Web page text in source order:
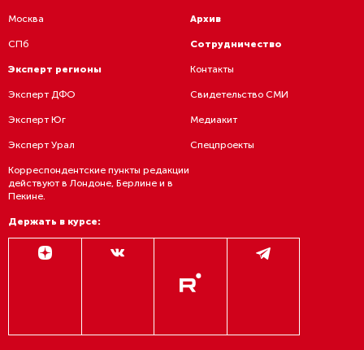
Москва
СПб
Эксперт регионы
Эксперт ДФО
Эксперт Юг
Эксперт Урал
Корреспондентские пункты редакции
действуют в Лондоне, Берлине и в
Пекине.
Архив
Сотрудничество
Контакты
Свидетельство СМИ
Медиакит
Спецпроекты
Держать в курсе: